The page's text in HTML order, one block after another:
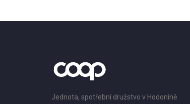
Jednota, spotřební družstvo v Hodoníně